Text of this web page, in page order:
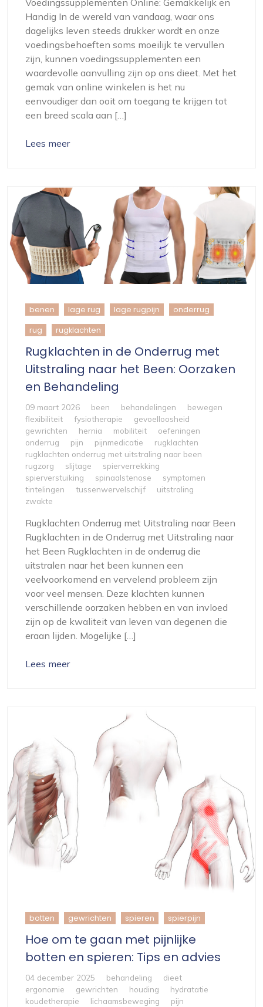
Handig In de wereld van vandaag, waar ons
dagelijks leven steeds drukker wordt en onze
voedingsbehoeften soms moeilijk te vervullen
zijn, kunnen voedingssupplementen een
waardevolle aanvulling zijn op ons dieet. Met het
gemak van online winkelen is het nu
eenvoudiger dan ooit om toegang te krijgen tot
een breed scala aan […]
Lees meer
benen lage rug lage rugpijn onderrug
rug rugklachten
Rugklachten in de Onderrug met
Uitstraling naar het Been: Oorzaken
en Behandeling
09 maart 2026 been behandelingen
bewegen
flexibiliteit
fysiotherapie
gevoelloosheid
gewrichten
hernia mobiliteit
oefeningen
onderrug
pijn pijnmedicatie
rugklachten
rugklachten onderrug met uitstraling naar been
rugzorg
slijtage
spierverrekking
spierverstuiking
spinaalstenose
symptomen
tintelingen
tussenwervelschijf
uitstraling
zwakte
Rugklachten Onderrug met Uitstraling naar Been
Rugklachten in de Onderrug met Uitstraling naar
het Been Rugklachten in de onderrug die
uitstralen naar het been kunnen een
veelvoorkomend en vervelend probleem zijn
voor veel mensen. Deze klachten kunnen
verschillende oorzaken hebben en van invloed
zijn op de kwaliteit van leven van degenen die
eraan lijden. Mogelijke […]
Lees meer
botten gewrichten spieren spierpijn
Hoe om te gaan met pijnlijke
botten en spieren: Tips en advies
04 december 2025 behandeling
dieet
ergonomie
gewrichten houding
hydratatie
koudetherapie
lichaamsbeweging
pijn